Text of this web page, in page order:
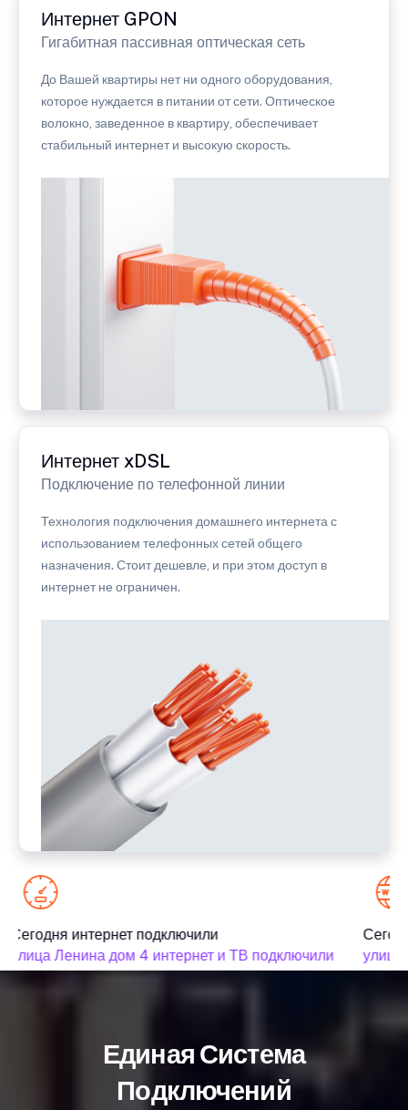
Интернет GPON
Гигабитная пассивная оптическая сеть
До Вашей квартиры нет ни одного оборудования,
которое нуждается в питании от сети. Оптическое
волокно, заведенное в квартиру, обеспечивает
стабильный интернет и высокую скорость.
Интернет xDSL
Подключение по телефонной линии
Технология подключения домашнего интернета с
использованием телефонных сетей общего
назначения. Стоит дешевле, и при этом доступ в
интернет не ограничен.
Сегодня интернет подключили
улица Ленина дом 4 интернет и ТВ подключили
улица
Единая Система
Подключений